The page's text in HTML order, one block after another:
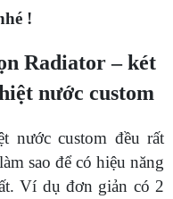
!
Radiator – két
nước custom
nước custom đều rất
sao để có hiệu năng
Ví dụ đơn giản có 2